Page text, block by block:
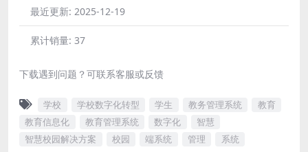
最近更新: 2025-12-19
累计销量: 37
下载遇到问题？可联系客服或反馈
学校 学校数字化转型 学生 教务管理系统
教育
教育信息化
教育管理系统 数字化
智慧
智慧校园解决方案
校园 端系统 管理 系统